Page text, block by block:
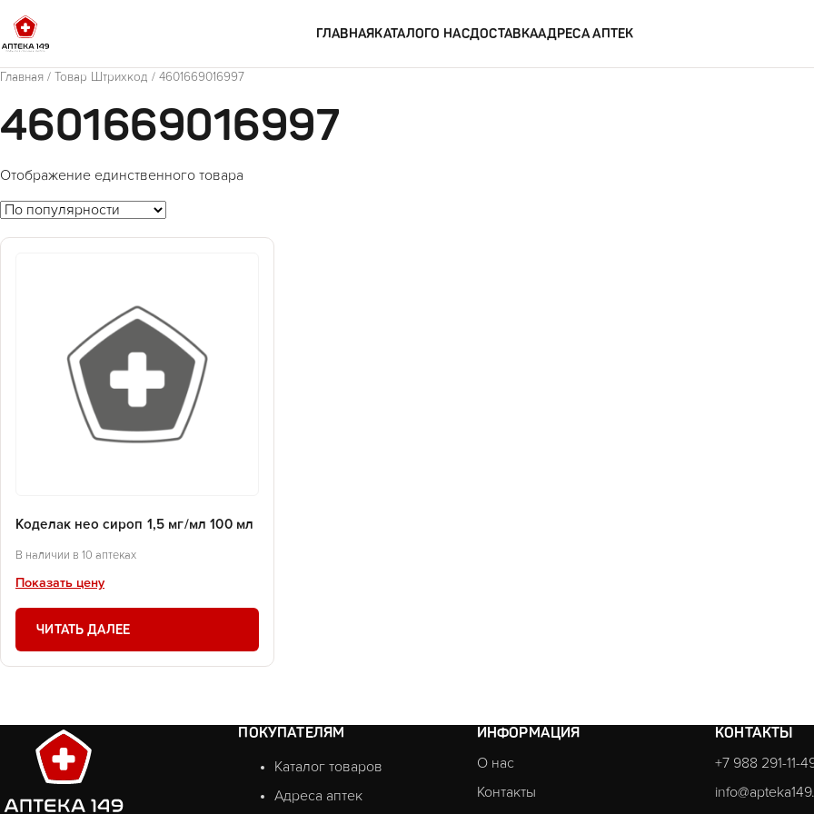
ГЛАВНАЯКАТАЛОГО НАСДОСТАВКААДРЕСА АПТЕК
Главная / Товар Штрихкод / 4601669016997
4601669016997
Отображение единственного товара
Коделак нео сироп 1,5 мг/мл 100 мл
В наличии в 10 аптеках
Показать цену
ЧИТАТЬ ДАЛЕЕ
ПОКУПАТЕЛЯМ
Каталог товаров
Адреса аптек
ИНФОРМАЦИЯ
О нас
Контакты
КОНТАКТЫ
+7 988 291-11-